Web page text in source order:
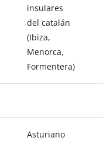
insulares
del catalán
(Ibiza,
Menorca,
Formentera)
Asturiano